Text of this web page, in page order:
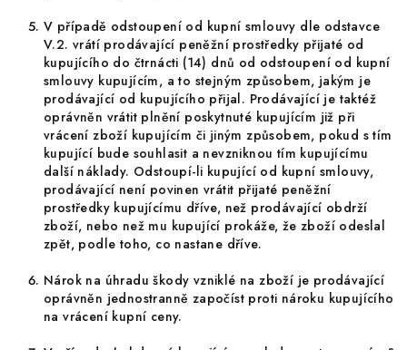
V případě odstoupení od kupní smlouvy dle odstavce
V.2. vrátí prodávající peněžní prostředky přijaté od
kupujícího do čtrnácti (14) dnů od odstoupení od kupní
smlouvy kupujícím, a to stejným způsobem, jakým je
prodávající od kupujícího přijal. Prodávající je taktéž
oprávněn vrátit plnění poskytnuté kupujícím již při
vrácení zboží kupujícím či jiným způsobem, pokud s tím
kupující bude souhlasit a nevzniknou tím kupujícímu
další náklady. Odstoupí-li kupující od kupní smlouvy,
prodávající není povinen vrátit přijaté peněžní
prostředky kupujícímu dříve, než prodávající obdrží
zboží, nebo než mu kupující prokáže, že zboží odeslal
zpět, podle toho, co nastane dříve.
Nárok na úhradu škody vzniklé na zboží je prodávající
oprávněn jednostranně započíst proti nároku kupujícího
na vrácení kupní ceny.